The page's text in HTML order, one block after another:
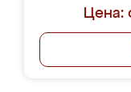
Цена: